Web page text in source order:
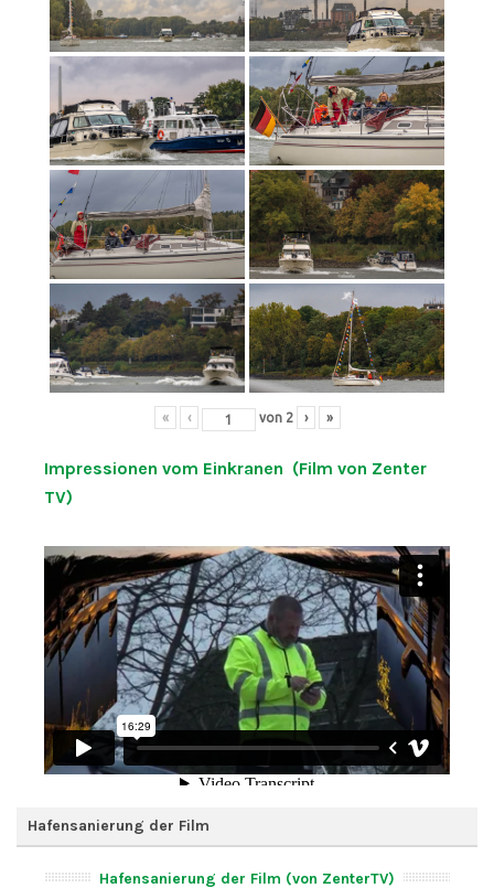
« ‹ von 2 › »
Impressionen vom Einkranen (Film von Zenter
TV)
Hafensanierung der Film
Hafensanierung der Film (von ZenterTV)